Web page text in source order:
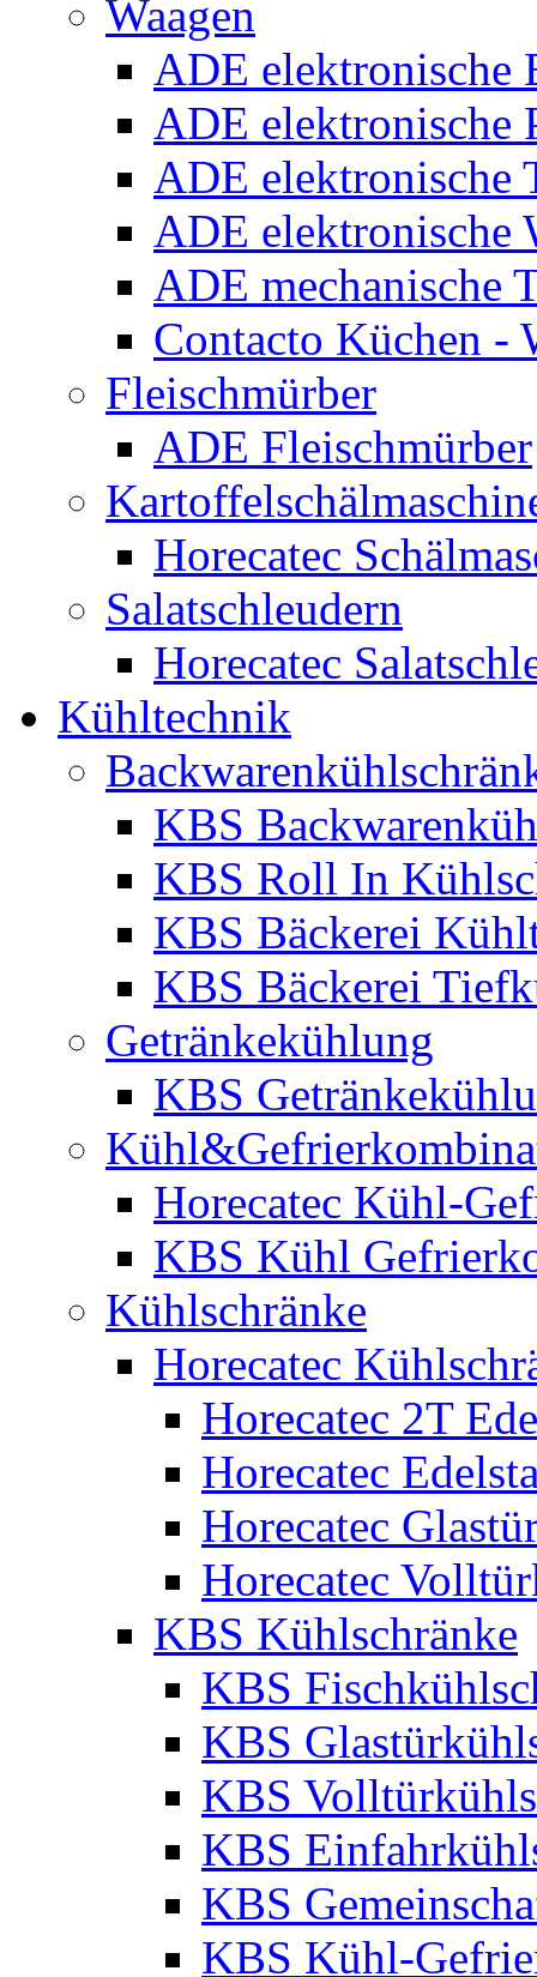
Waagen
ADE elektronische
ADE elektronische
ADE elektronische
ADE elektronische
ADE mechanische
Contacto Küchen -
Fleischmürber
ADE Fleischmürber
Horecatec
Salatschleudern
Horecatec
Kühltechnik
KBS
KBS Roll In
KBS Bäckerei
KBS Bäckerei
Getränkekühlung
KBS
Horecatec Kühl-
KBS Kühl
Kühlschränke
Horecatec
Horecatec 2T
Horecatec
Horecatec
Horecatec
KBS Kühlschränke
KBS
KBS
KBS
KBS
KBS
KBS Kühl-